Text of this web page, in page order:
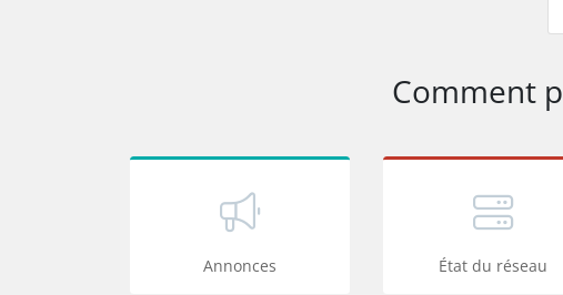
Comment
Annonces État du réseau